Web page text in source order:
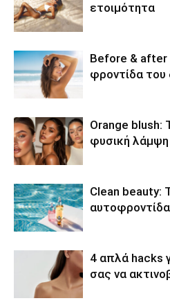
ετοιμότητα
Before &
φροντίδα
Orange blush:
φυσική λάμψη
Clean beauty:
4 απλά hacks
σας να